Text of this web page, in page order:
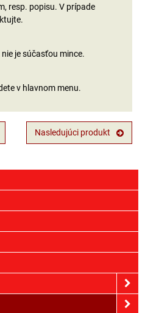
resp. popisu. V prípade
je súčasťou mince.
v hlavnom menu.
Nasledujúci produkt